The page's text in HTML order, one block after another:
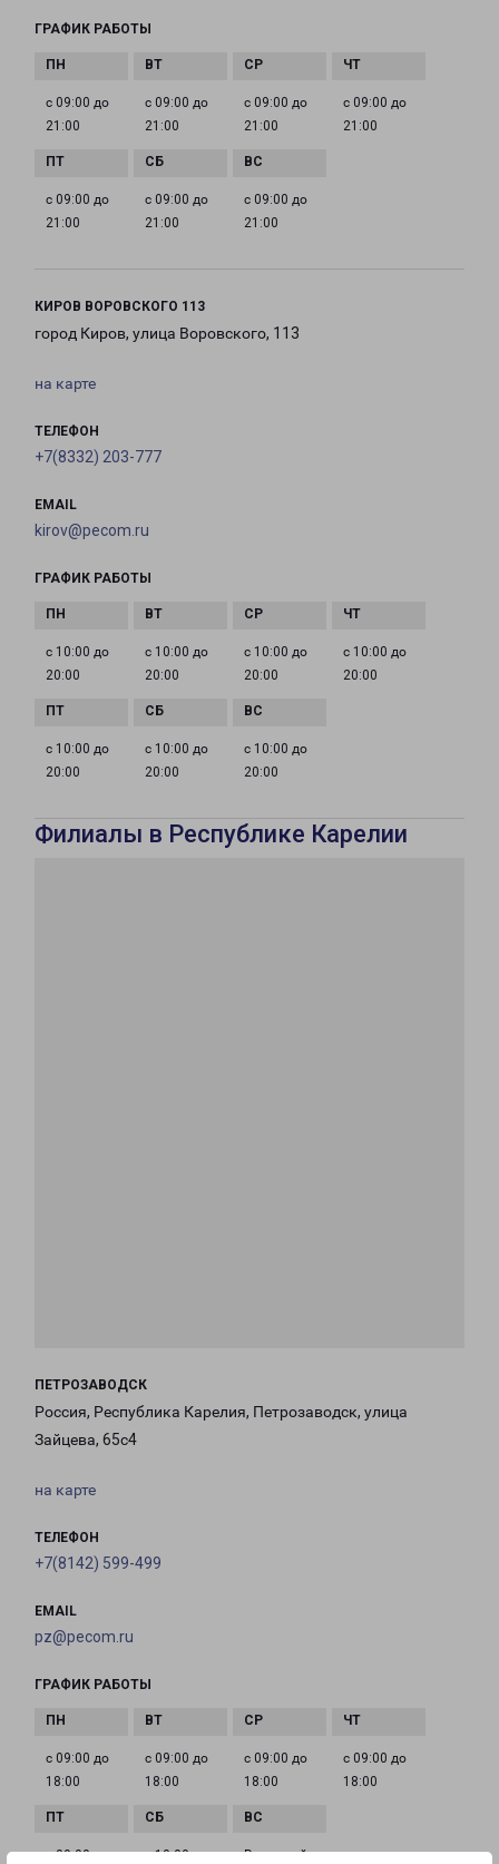
ГРАФИК РАБОТЫ
с 09:00 до
21:00
с 09:00 до
21:00
с 09:00 до
21:00
с 09:00 до
21:00
с 09:00 до
21:00
с 09:00 до
21:00
с 09:00 до
21:00
КИРОВ ВОРОВСКОГО 113
город Киров, улица Воровского, 113
на карте
ТЕЛЕФОН
+7(8332) 203-777
EMAIL
kirov@pecom.ru
ГРАФИК РАБОТЫ
с 10:00 до
20:00
с 10:00 до
20:00
с 10:00 до
20:00
с 10:00 до
20:00
с 10:00 до
20:00
с 10:00 до
20:00
с 10:00 до
20:00
Филиалы в Республике Карелии
ПЕТРОЗАВОДСК
Россия, Республика Карелия, Петрозаводск, улица
Зайцева, 65с4
на карте
ТЕЛЕФОН
+7(8142) 599-499
EMAIL
pz@pecom.ru
ГРАФИК РАБОТЫ
с 09:00 до
18:00
с 09:00 до
18:00
с 09:00 до
18:00
с 09:00 до
18:00
с 09:00 до с 10:00 до Выходной